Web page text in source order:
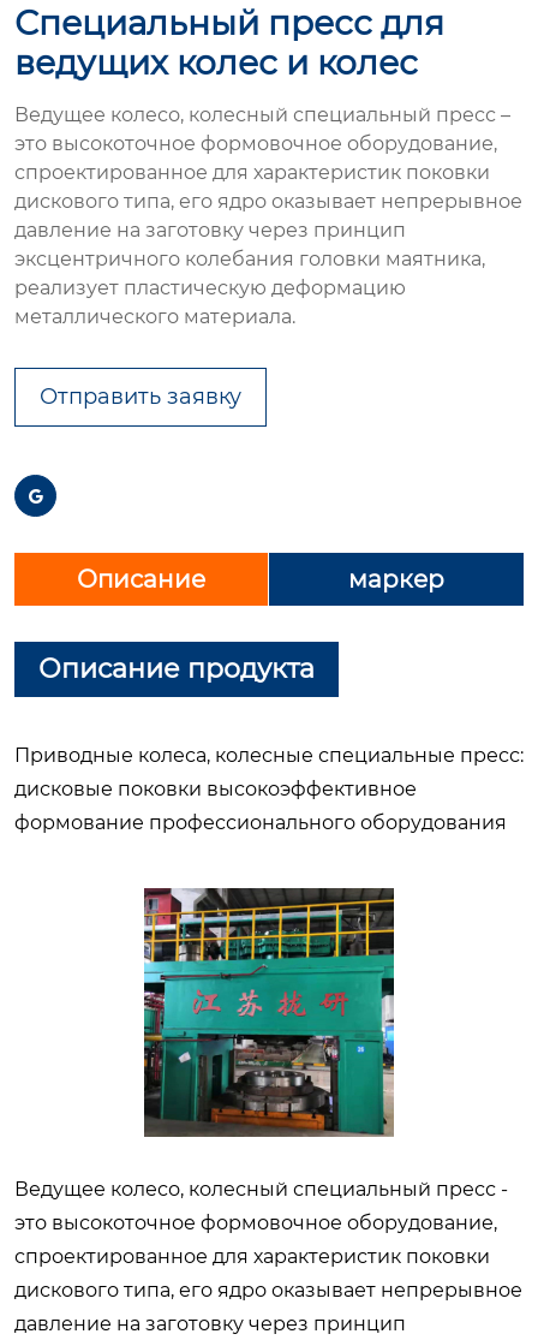
Специальный пресс для
ведущих колес и колес
Ведущее колесо, колесный специальный пресс –
это высокоточное формовочное оборудование,
спроектированное для характеристик поковки
дискового типа, его ядро оказывает непрерывное
давление на заготовку через принцип
эксцентричного колебания головки маятника,
реализует пластическую деформацию
металлического материала.
Отправить заявку

Описание маркер
Описание продукта
Приводные колеса, колесные специальные пресс:
дисковые поковки высокоэффективное
формование профессионального оборудования
Ведущее колесо, колесный специальный пресс -
это высокоточное формовочное оборудование,
спроектированное для характеристик поковки
дискового типа, его ядро оказывает непрерывное
давление на заготовку через принцип